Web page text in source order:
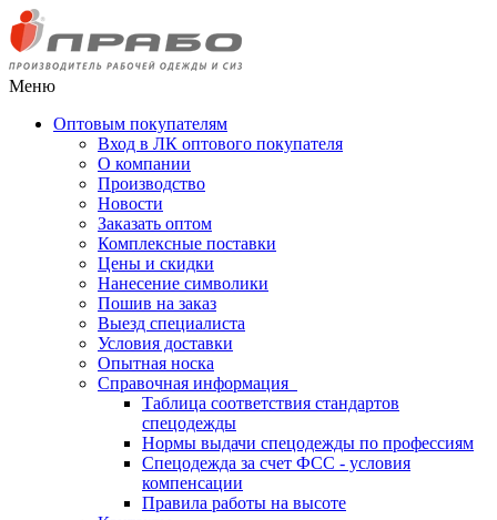
Меню
Оптовым покупателям
Вход в ЛК оптового покупателя
О компании
Производство
Новости
Заказать оптом
Комплексные поставки
Цены и скидки
Нанесение символики
Пошив на заказ
Выезд специалиста
Условия доставки
Опытная носка
Справочная информация
Таблица соответствия стандартов
спецодежды
Нормы выдачи спецодежды по профессиям
Спецодежда за счет ФСС - условия
компенсации
Правила работы на высоте